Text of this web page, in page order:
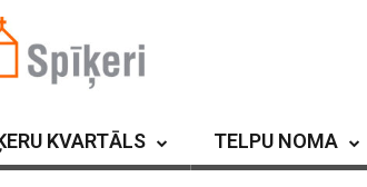
KVARTĀLS TELPU NOMA